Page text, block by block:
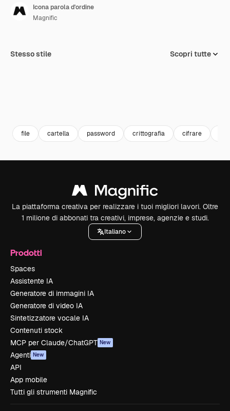
Icona parola d'ordine
Magnific
Stesso stile Scopri tutte
file cartella password crittografia cifrare
La piattaforma creativa per realizzare i tuoi migliori lavori. Oltre
1 milione di abbonati tra creativi, imprese, agenzie e studi.
Italiano
Prodotti
Spaces
Assistente IA
Generatore di immagini IA
Generatore di video IA
Sintetizzatore vocale IA
Contenuti stock
MCP per Claude/ChatGPT New
Agenti New
API
App mobile
Tutti gli strumenti Magnific